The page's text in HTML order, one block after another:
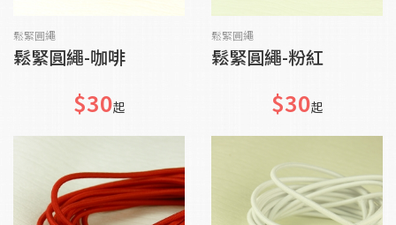
鬆緊圓繩
鬆緊圓繩-咖啡
$30起
鬆緊圓繩
鬆緊圓繩-粉紅
$30起